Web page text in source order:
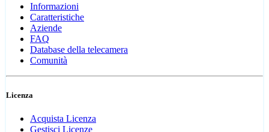
Informazioni
Caratteristiche
Aziende
FAQ
Database della telecamera
Comunità
Licenza
Acquista Licenza
Gestisci Licenze